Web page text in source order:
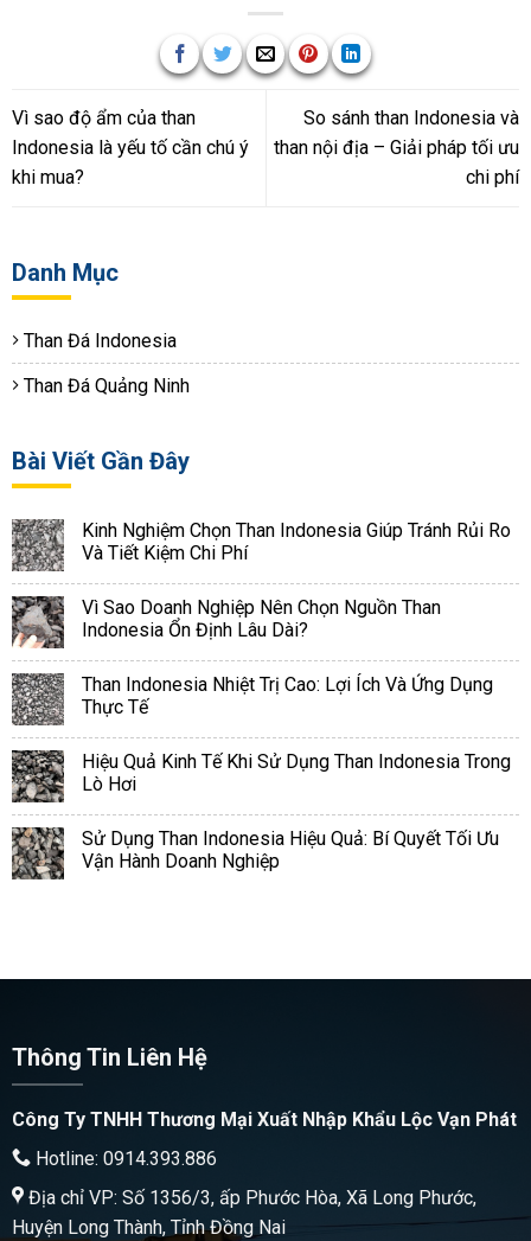
Danh Mục
Than Đá Indonesia
Than Đá Quảng Ninh
Bài Viết Gần Đây
Kinh Nghiệm Chọn Than Indonesia Giúp Tránh Rủi Ro
Và Tiết Kiệm Chi Phí
Vì Sao Doanh Nghiệp Nên Chọn Nguồn Than
Indonesia Ổn Định Lâu Dài?
Than Indonesia Nhiệt Trị Cao: Lợi Ích Và Ứng Dụng
Thực Tế
Hiệu Quả Kinh Tế Khi Sử Dụng Than Indonesia Trong
Lò Hơi
Sử Dụng Than Indonesia Hiệu Quả: Bí Quyết Tối Ưu
Vận Hành Doanh Nghiệp
Vì sao độ ẩm của than
Indonesia là yếu tố cần chú ý
khi mua?
So sánh than Indonesia và
than nội địa – Giải pháp tối ưu
chi phí
Thông Tin Liên Hệ
Công Ty TNHH Thương Mại Xuất Nhập Khẩu Lộc Vạn Phát
Hotline: 0914.393.886
Địa chỉ VP: Số 1356/3, ấp Phước Hòa, Xã Long Phước,
Huyện Long Thành, Tỉnh Đồng Nai